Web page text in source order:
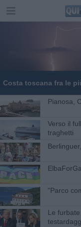
Costa toscana fra le
Pianosa,
Verso il
traghetti​
"Parco
​Le